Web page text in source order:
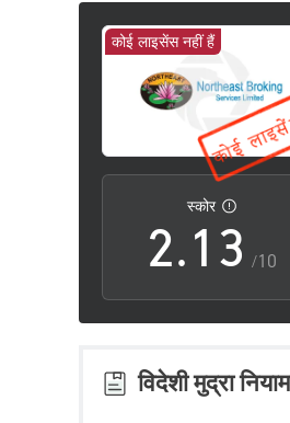
कोई लाइसेंस नहीं हैं
स्कोर
0
1
2
3
4
.
0
1
2
3
0
1
2
3
4
5
/10
विदेशी मुद्रा